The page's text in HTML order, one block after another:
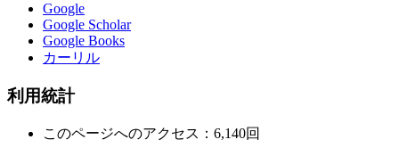
Google
Google Scholar
Google Books
カーリル
利用統計
このページへのアクセス：6,140回